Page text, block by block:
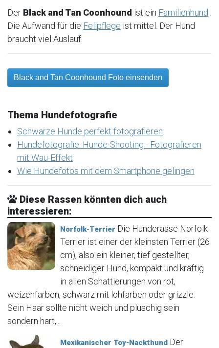
Der Black and Tan Coonhound ist ein Familienhund .
Die Aufwand für die Fellpflege ist mittel. Der Hund
braucht viel Auslauf.
Black and Tan Coonhound Foto einsenden
Thema Hundefotografie
Schwarze Hunde perfekt fotografieren
Hundefotografie: Hunde-Shooting - Fotografieren
mit Wau-Effekt
Wie Hundefotos mit dem Smartphone gelingen
Diese Rassen könnten dich auch
interessieren:
Norfolk-Terrier Die Hunderasse Norfolk-
Terrier ist einer der kleinsten Terrier (26
cm), also ein kleiner, tief gestellter,
schneidiger Hund, kompakt und kräftig
in allen Schattierungen von rot,
weizenfarben, schwarz mit lohfarben oder grizzle.
Sein Haar sollte nicht weich und plüschig sein
sondern hart,...
Mexikanischer Toy-Nackthund Der